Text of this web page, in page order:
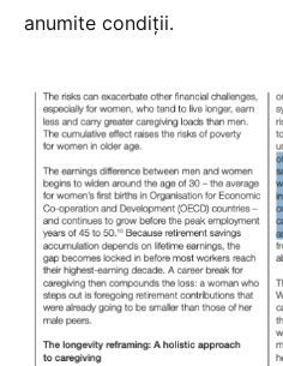
anumite condiții.